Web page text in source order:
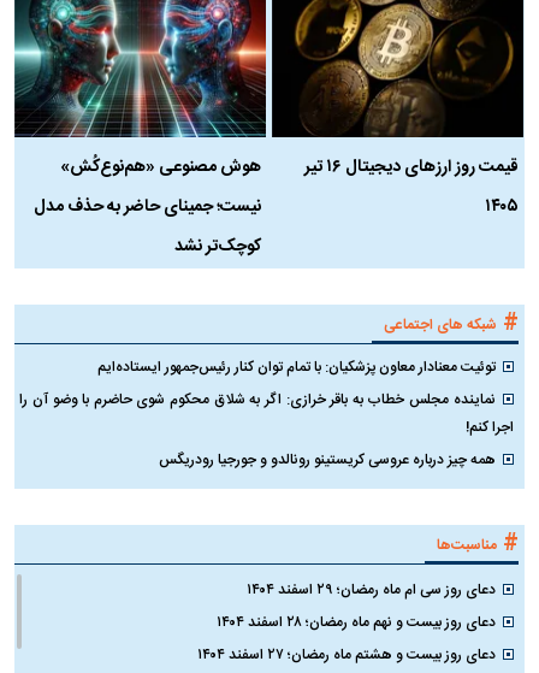
قیمت روز ارز‌های دیجیتال ۱۶ تیر
۱۴۰۵
هوش مصنوعی «هم‌نوع‌کُش»
نیست؛ جمینای حاضر به حذف مدل
کوچک‌تر نشد
# شبکه های اجتماعی
توئیت معنادار معاون پزشکیان: با تمام توان کنار رئیس‌جمهور ایستاده‌ایم
نماینده مجلس خطاب به باقر خرازی: اگر به شلاق محکوم شوی حاضرم با وضو آن را
اجرا کنم!
همه چیز درباره عروسی کریستینو رونالدو و جورجیا رودریگس
# مناسبت‌ها
دعای روز سی ام ماه رمضان؛ ۲۹ اسفند ۱۴۰۴
دعای روز بیست و نهم ماه رمضان؛ ۲۸ اسفند ۱۴۰۴
دعای روز بیست و هشتم ماه رمضان؛ ۲۷ اسفند ۱۴۰۴